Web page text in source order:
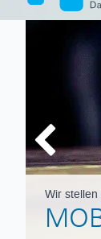
Wir stellen
Vorherige